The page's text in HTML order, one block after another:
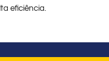
eficiência.